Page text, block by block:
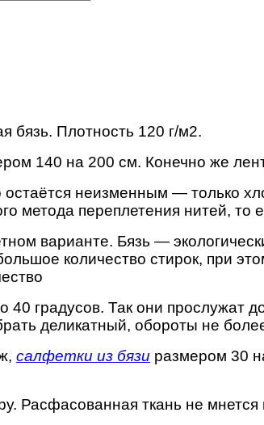
бязь. Плотность 120 г/м2.
140 на 200 см. Конечно же
неизменным — только
метода переплетения нитей, то
варианте. Бязь —
количество стирок, при
40 градусов. Так они прослужат
деликатный, обороты не
салфетки из бязи размером 30
Расфасованная ткань не